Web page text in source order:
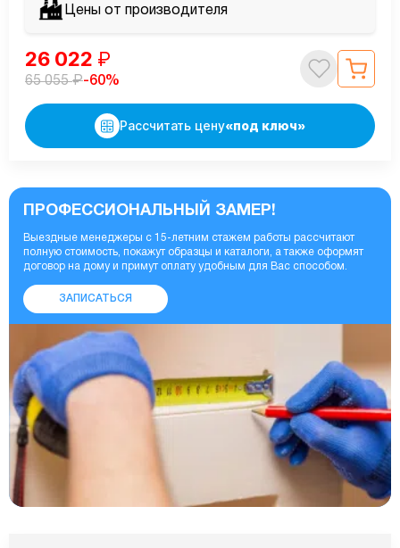
Цены от производителя
26 022 ₽
65 055₽-60%
Рассчитать цену«под ключ»
ПРОФЕССИОНАЛЬНЫЙ ЗАМЕР!
Выездные менеджеры с 15-летним стажем работы рассчитают
полную стоимость, покажут образцы и каталоги, а также оформят
договор на дому и примут оплату удобным для Вас способом.
ЗАПИСАТЬСЯ